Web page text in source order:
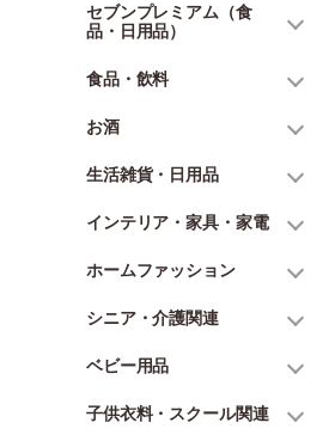
セブンプレミアム（食
品・日用品）
食品・飲料
お酒
生活雑貨・日用品
インテリア・家具・家電
ホームファッション
シニア・介護関連
ベビー用品
子供衣料・スクール関連